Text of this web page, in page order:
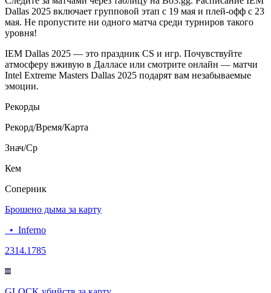
Dallas 2025 включает групповой этап с 19 мая и плей-офф с 23
мая. Не пропустите ни одного матча среди турниров такого
уровня!
IEM Dallas 2025 — это праздник CS и игр. Почувствуйте
атмосферу вживую в Далласе или смотрите онлайн — матчи
Intel Extreme Masters Dallas 2025 подарят вам незабываемые
эмоции.
Рекорды
Рекорд/Время/Карта
Знач/Ср
Кем
Соперник
Брошено дыма за карту
• Inferno
2314.1785